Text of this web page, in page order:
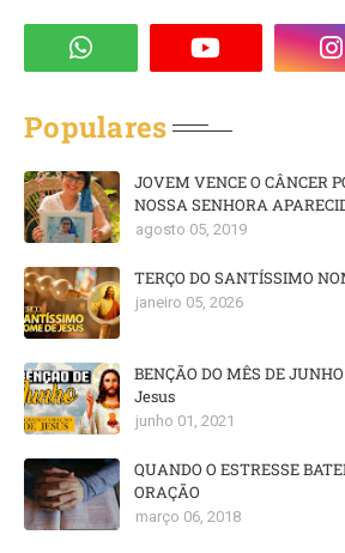
Populares
JOVEM VENCE O CÂNCER
NOSSA SENHORA
agosto 05, 2019
TERÇO DO SANTÍSSIMO
janeiro 05, 2026
BENÇÃO DO MÊS DE
Jesus
junho 01, 2021
QUANDO O ESTRESSE
ORAÇÃO
março 06, 2018